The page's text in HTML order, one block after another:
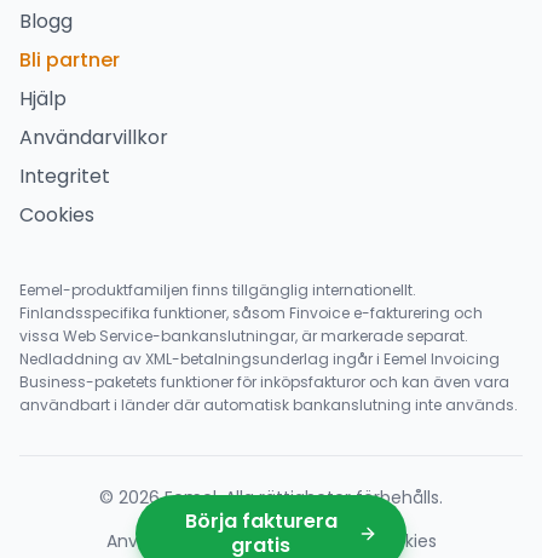
Blogg
Bli partner
Hjälp
Användarvillkor
Integritet
Cookies
Eemel-produktfamiljen finns tillgänglig internationellt.
Finlandsspecifika funktioner, såsom Finvoice e-fakturering och
vissa Web Service-bankanslutningar, är markerade separat.
Nedladdning av XML-betalningsunderlag ingår i Eemel Invoicing
Business-paketets funktioner för inköpsfakturor och kan även vara
användbart i länder där automatisk bankanslutning inte används.
© 2026 Eemel.Alla rättigheter förbehålls.
Användarvillkor
Integritet Cookies
Börja fakturera
gratis